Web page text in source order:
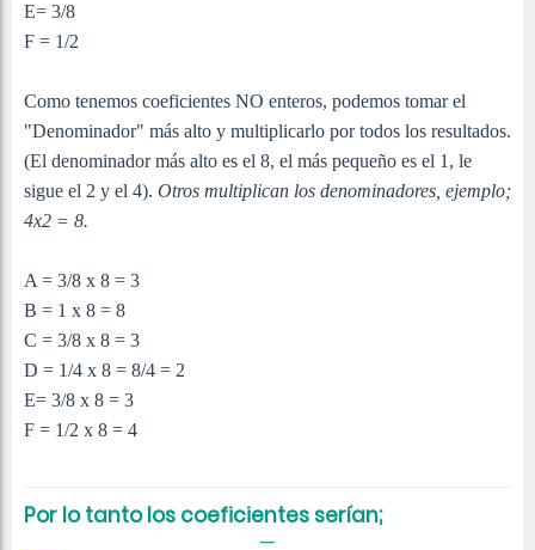
E= 3/8
F = 1/2
Como tenemos coeficientes NO enteros, podemos tomar el
"Denominador" más alto y multiplicarlo por todos los resultados.
(El denominador más alto es el 8, el más pequeño es el 1, le
sigue el 2 y el 4). Otros multiplican los denominadores, ejemplo;
4x2 = 8.
A = 3/8 x 8 = 3
B = 1 x 8 = 8
C = 3/8 x 8 = 3
D = 1/4 x 8 = 8/4 = 2
E= 3/8 x 8 = 3
F = 1/2 x 8 = 4
Por lo tanto los coeficientes serían;